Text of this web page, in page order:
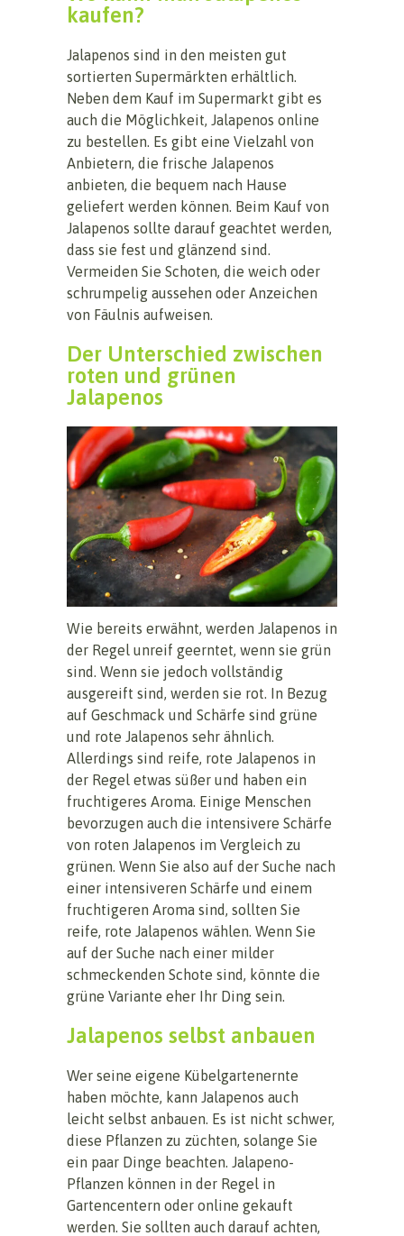
kaufen?
Jalapenos sind in den meisten gut
sortierten Supermärkten erhältlich.
Neben dem Kauf im Supermarkt gibt es
auch die Möglichkeit, Jalapenos online
zu bestellen. Es gibt eine Vielzahl von
Anbietern, die frische Jalapenos
anbieten, die bequem nach Hause
geliefert werden können. Beim Kauf von
Jalapenos sollte darauf geachtet werden,
dass sie fest und glänzend sind.
Vermeiden Sie Schoten, die weich oder
schrumpelig aussehen oder Anzeichen
von Fäulnis aufweisen.
Der Unterschied zwischen
roten und grünen
Jalapenos
Wie bereits erwähnt, werden Jalapenos in
der Regel unreif geerntet, wenn sie grün
sind. Wenn sie jedoch vollständig
ausgereift sind, werden sie rot. In Bezug
auf Geschmack und Schärfe sind grüne
und rote Jalapenos sehr ähnlich.
Allerdings sind reife, rote Jalapenos in
der Regel etwas süßer und haben ein
fruchtigeres Aroma. Einige Menschen
bevorzugen auch die intensivere Schärfe
von roten Jalapenos im Vergleich zu
grünen. Wenn Sie also auf der Suche nach
einer intensiveren Schärfe und einem
fruchtigeren Aroma sind, sollten Sie
reife, rote Jalapenos wählen. Wenn Sie
auf der Suche nach einer milder
schmeckenden Schote sind, könnte die
grüne Variante eher Ihr Ding sein.
Jalapenos selbst anbauen
Wer seine eigene Kübelgartenernte
haben möchte, kann Jalapenos auch
leicht selbst anbauen. Es ist nicht schwer,
diese Pflanzen zu züchten, solange Sie
ein paar Dinge beachten. Jalapeno-
Pflanzen können in der Regel in
Gartencentern oder online gekauft
werden. Sie sollten auch darauf achten,